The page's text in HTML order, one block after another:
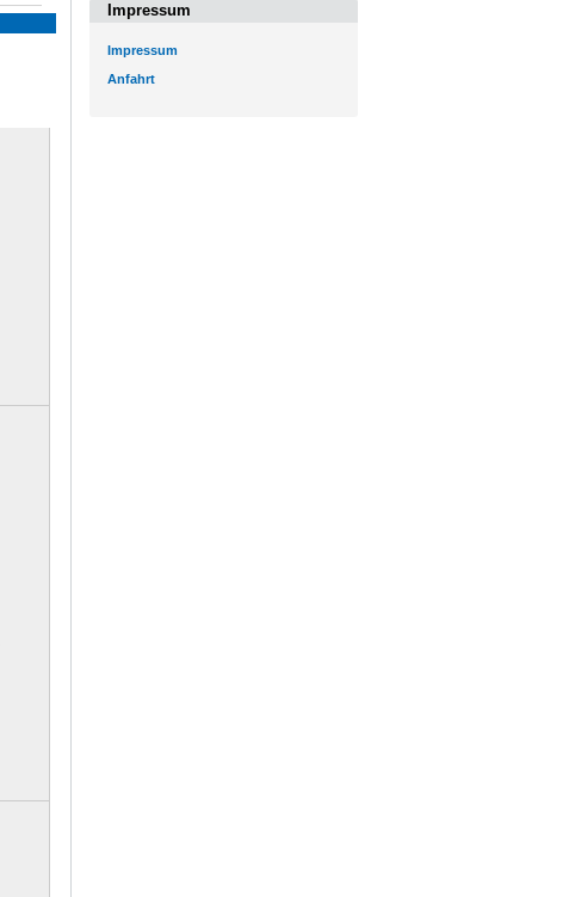
Impressum
Impressum
Anfahrt